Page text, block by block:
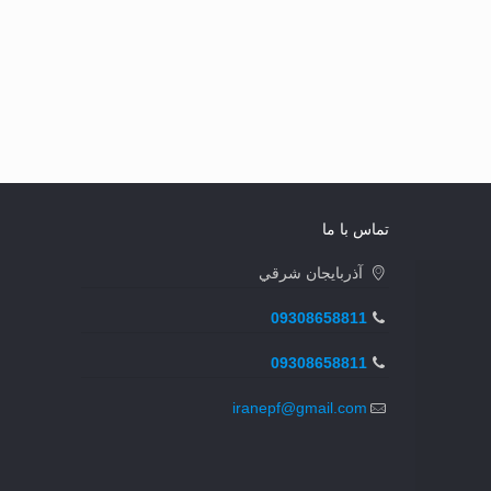
تماس با ما
آذربايجان شرقي
09308658811
09308658811
iranepf@gmail.com